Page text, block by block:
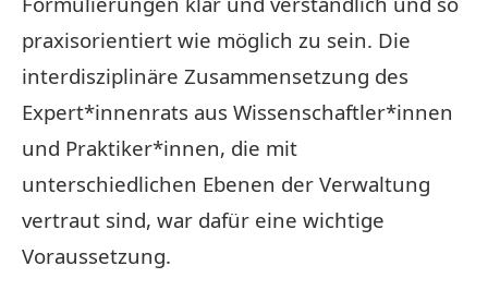
praxisorientiert wie möglich zu sein. Die
interdisziplinäre Zusammensetzung des
Expert*innenrats aus Wissenschaftler*innen
und Praktiker*innen, die mit
unterschiedlichen Ebenen der Verwaltung
vertraut sind, war dafür eine wichtige
Voraussetzung.